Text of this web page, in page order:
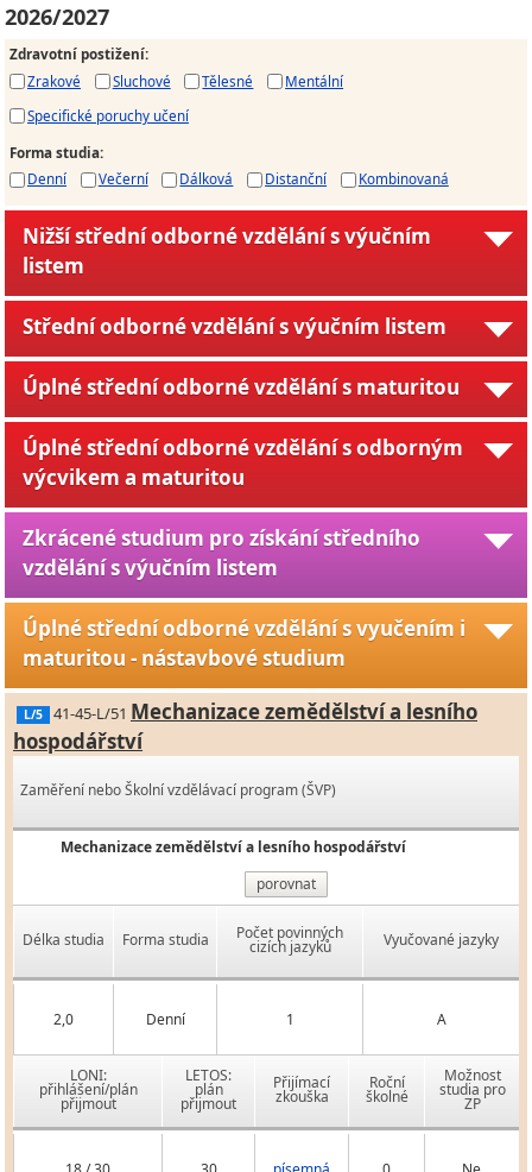
2026/2027
Zdravotní postižení:
Zrakové
Sluchové Tělesné
Mentální
Specifické poruchy učení
Forma studia:
Denní
Večerní Dálková Distanční Kombinovaná
Nižší střední odborné vzdělání s výučním
listem
Střední odborné vzdělání s výučním listem
Úplné střední odborné vzdělání s maturitou
Úplné střední odborné vzdělání s odborným
výcvikem a maturitou
Zkrácené studium pro získání středního
vzdělání s výučním listem
Úplné střední odborné vzdělání s vyučením i
maturitou - nástavbové studium
L/5 41-45-L/51 Mechanizace zemědělství a lesního
hospodářství
Zaměření nebo Školní vzdělávací program (ŠVP)
Mechanizace zemědělství a lesního hospodářství
porovnat
Délka studia Forma studia Počet povinných
cizích jazyků Vyučované jazyky
2,0 Denní 1 A
LONI:
přihlášení/plán
přijmout
LETOS:
plán
přijmout
Přijímací
zkouška
Roční
školné
Možnost
studia pro
ZP